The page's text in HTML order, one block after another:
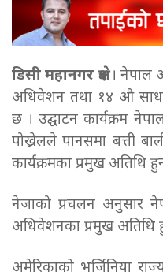
डिसी महानगर क्षेत्र। नेपाल
अधिवेशन तथा १४ औ
छ । उद्घाटन कार्यक्रम
पोख्रेलले पानसमा बत्ती
कार्यक्रमका प्रमुख अतिथि
नेजाको प्रचलन अनुसार
अधिवेशनका प्रमुख अतिथि
अमेरिकाको भर्जिनिया